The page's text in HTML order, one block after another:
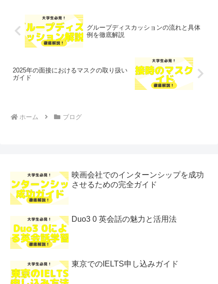
グループディスカッションの流れと具体
例を徹底解説
2025年の面接におけるマスクの取り扱い
ガイド
ホーム ブログ
映画会社でのインターンシップを成功
させるための完全ガイド
Duo3 0 英会話の魅力と活用法
東京でのIELTS申し込みガイド